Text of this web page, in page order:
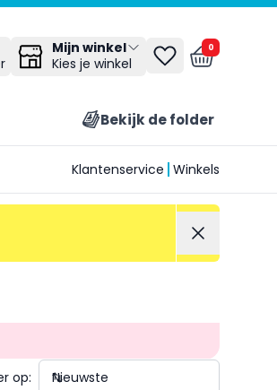
Mijn winkel
Kies je winkel
0
Bekijk de folder
Klantenservice Winkels
op: